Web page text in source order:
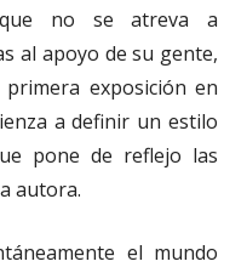
no se atreva a
al apoyo de su gente,
exposición en
a definir un estilo
pone de reflejo las
autora.
el mundo